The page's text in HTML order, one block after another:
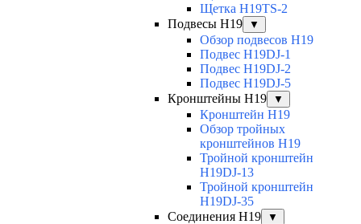
Щетка H19TS-2
Подвесы H19
▼
Обзор подвесов H19
Подвес H19DJ-1
Подвес H19DJ-2
Подвес H19DJ-5
Кронштейны H19
▼
Кронштейн H19
Обзор тройных
кронштейнов H19
Тройной кронштейн
H19DJ-13
Тройной кронштейн
H19DJ-35
Соединения H19
▼